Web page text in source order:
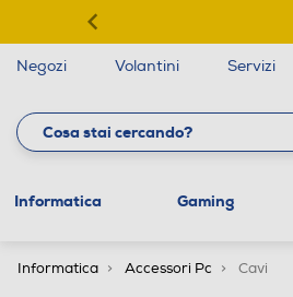
Negozi Volantini Servizi
Informatica Gaming
Informatica Accessori Pc Cavi